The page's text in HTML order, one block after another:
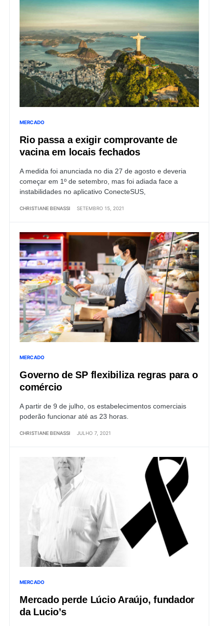
MERCADO
Rio passa a exigir comprovante de
vacina em locais fechados
A medida foi anunciada no dia 27 de agosto e deveria
começar em 1º de setembro, mas foi adiada face a
instabilidades no aplicativo ConecteSUS,
CHRISTIANE BENASSI SETEMBRO 15, 2021
MERCADO
Governo de SP flexibiliza regras para o
comércio
A partir de 9 de julho, os estabelecimentos comerciais
poderão funcionar até as 23 horas.
CHRISTIANE BENASSI JULHO 7, 2021
MERCADO
Mercado perde Lúcio Araújo, fundador
da Lucio’s